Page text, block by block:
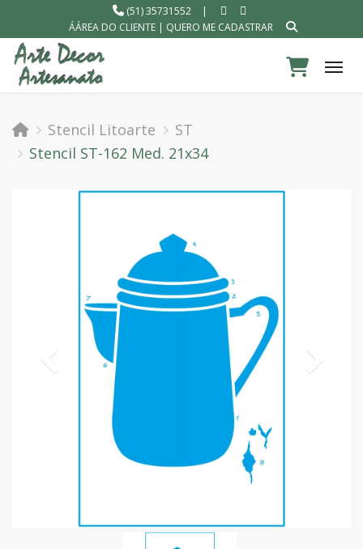
(51) 35731552
|
ÁÁREA DO CLIENTE| QUERO ME CADASTRAR
Stencil Litoarte
ST
Stencil ST-162 Med. 21x34